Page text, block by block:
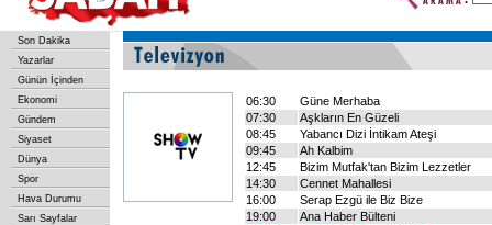
Son Dakika
Yazarlar
Günün İçinden
Ekonomi
Gündem
Siyaset
Dünya
Spor
Hava Durumu
Sarı Sayfalar
06:30
Güne Merhaba
07:30
Aşkların En Güzeli
08:45
Yabancı Dizi İntikam Ateşi
09:45
Ah Kalbim
12:45
Bizim Mutfak'tan Bizim Lezzetler
14:30
Cennet Mahallesi
16:00
Serap Ezgü ile Biz Bize
19:00
Ana Haber Bülteni